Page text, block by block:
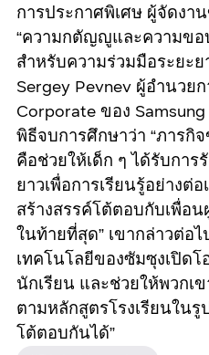
การประกาศพิเศษ ผู้จัดงา
“ความกตัญญูและความขอ
สำหรับความร่วมมือระยะย
Sergey Pevnev ผู้อำนวย
Corporate ของ
พิธีจบการศึกษาว่า “ภารกิ
คือช่วยให้เด็ก ๆ ได้รับการ
ยาวเพื่อการเรียนรู้อย่างต่
สร้างสรรค์โต้ตอบกับเพื่อ
ในท้ายที่สุด” เขากล่าวต่อไ
เทคโนโลยีของซัมซุงเปิดโ
นักเรียน และช่วยให้พวกเ
ตามหลักสูตรโรงเรียนใน
โต้ตอบกันได้”